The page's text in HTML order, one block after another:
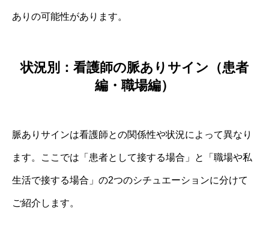
ありの可能性があります。
状況別：看護師の脈ありサイン（患者
編・職場編）
脈ありサインは看護師との関係性や状況によって異なり
ます。ここでは「患者として接する場合」と「職場や私
生活で接する場合」の2つのシチュエーションに分けて
ご紹介します。